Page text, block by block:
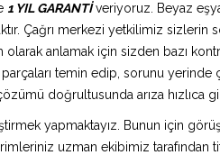
1 YIL GARANTİveriyoruz. Beyaz eşya
Çağrı merkezi yetkilimiz sizlerin
anlamak için sizden bazı
temin edip, sorunu
doğrultusunda arıza hızlıca
yapmaktayız. Bunun için
uzman ekibimiz tarafından